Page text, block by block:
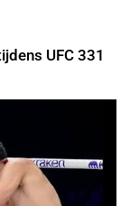
UFC 331